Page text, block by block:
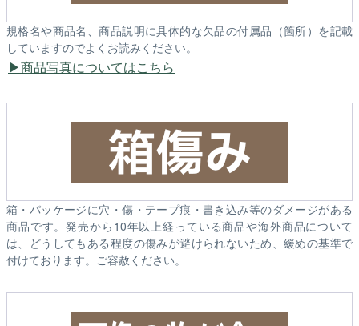
規格名や商品名、商品説明に具体的な欠品の付属品（箇所）を記載
していますのでよくお読みください。
商品写真についてはこちら
箱・パッケージに穴・傷・テープ痕・書き込み等のダメージがある
商品です。発売から10年以上経っている商品や海外商品について
は、どうしてもある程度の傷みが避けられないため、緩めの基準で
付けております。ご容赦ください。